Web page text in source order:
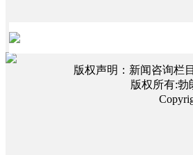
版权声明：新闻咨询栏
版权所有:勃